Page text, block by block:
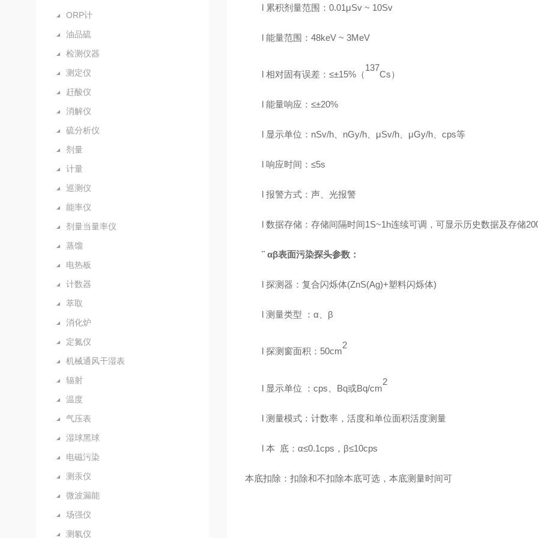
ORP计
油品硫
检测仪器
测定仪
赶酸仪
消解仪
硫分析仪
剂量
计量
巡测仪
能率仪
剂量当量率仪
蒸馏
电热板
计数器
萃取
消化炉
定氮仪
机械通风干湿表
辐射
温度
气压表
湿球黑球
电磁污染
测汞仪
微波漏能
场强仪
测氡仪
l 累积剂量范围： 0.01μSv ~ 10Sv
l 能量范围： 48keV ~ 3MeV
相对固有误差： ≤±15%（
137
Cs）
能量响应： ≤±20%
显示单位： nSv/h、 nGy/h、 μSv/h、 μGy/h、 cps等
响应时间： ≤5s
报警方式：声、光报警
数据存储：存储间隔时间1S~1h连续可调，可显示历史数据及存储
¨ αβ表面污染探头参数：
探测器：复合闪烁体(ZnS(Ag)+塑料闪烁体)
测量类型 ： α、 β
探测窗面积： 50cm
2
l 显示单位 ： cps Bq或Bq/cm
2
l 测量模式：计数率，活度和单位面积活度测量
l 本 底： α≤0.1cps ， β≤10cps
本底扣除：扣除和不扣除本底可选，本底测量时间可